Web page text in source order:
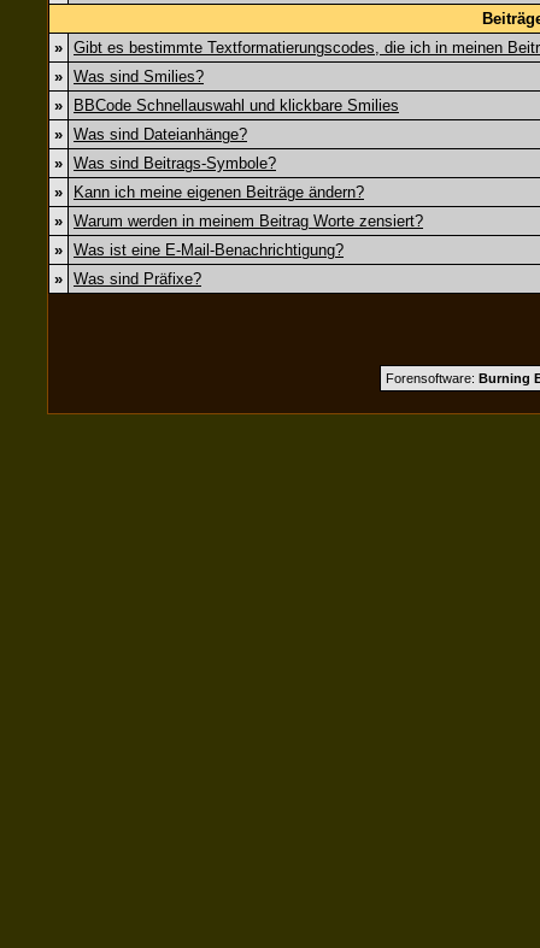
» Gibt es bestimmte Textformatierungscodes, die ich in meinen
» Was sind Smilies?
»
BBCode Schnellauswahl und klickbare Smilies
» Was sind Dateianhänge?
» Was sind Beitrags-Symbole?
»
Kann ich meine eigenen Beiträge ändern?
» Warum werden in meinem Beitrag Worte zensiert?
» Was ist eine E-Mail-Benachrichtigung?
» Was sind Präfixe?
Forensoftware: Burning